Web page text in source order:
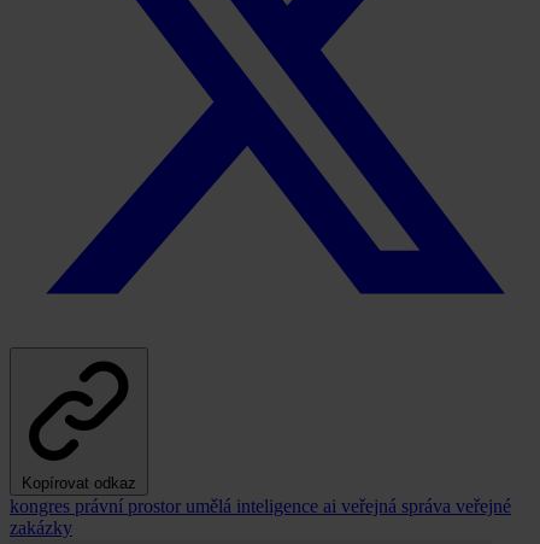
Kopírovat odkaz
kongres právní prostor umělá inteligence ai veřejná správa veřejné
zakázky